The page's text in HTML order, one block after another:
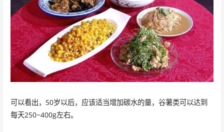
可以看出，50岁以后，应该适当增加碳水的量，谷薯类可以达到
每天250~400g左右。